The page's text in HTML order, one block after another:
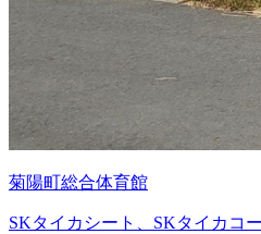
菊陽町総合体育館
SKタイカシート、SKタイカコ